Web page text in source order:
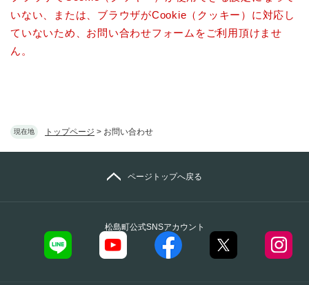
現在地 トップページ > お問い合わせ
いない、または、ブラウザがCookie（クッキー）に対応し
ていないため、お問い合わせフォームをご利用頂けませ
ん。
松島町公式SNSアカウント
ページトップへ戻る